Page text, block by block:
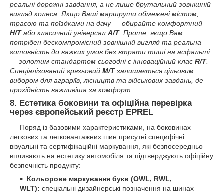
реальні дорожні завдання, а не лише брутальний зовнішній
вигляд колеса. Якщо Ваші маршрути обмежені містом,
трасою та поїздками на дачу — обирайте комфортний
H/Tабо класичний універсал A/T. Проте, якщо Вам
потрібен бескомпромісний зовнішній вигляд та реальна
готовність до важких умов без втрати тиші на асфальті
— золотим стандартом сьогодні є інноваційний клас R/T.
Спеціалізований грязьовий M/Tзалишається цільовим
вибором для аграріїв, лісництв та військових завдань, де
прохідність важливіша за комфорт.
8. Естетика боковини та офіційна перевірка
через європейський реєстр EPREL
Поряд із базовими характеристиками, на боковинах
легкових та легковантажних шин присутні специфічні
візуальні та сертифікаційні маркування, які безпосередньо
впливають на естетику автомобіля та підтверджують офіційну
безпечність продукту:
Кольорове маркування букв (OWL, RWL,
WLT): спеціальні дизайнерські позначення на шинах